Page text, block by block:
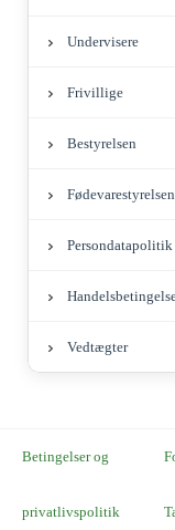
Undervisere
Frivillige
Bestyrelsen
Fødevarestyrelsen
Persondatapolitik
Vedtægter
Betingelser og
privatlivspolitik